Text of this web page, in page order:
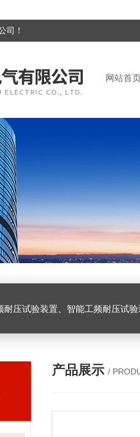
司！
网站首
智能工频耐压试验装置、工频耐压试验装置、工频耐压试验仪、工频耐压试验台、高压耐压试
产品展示 /